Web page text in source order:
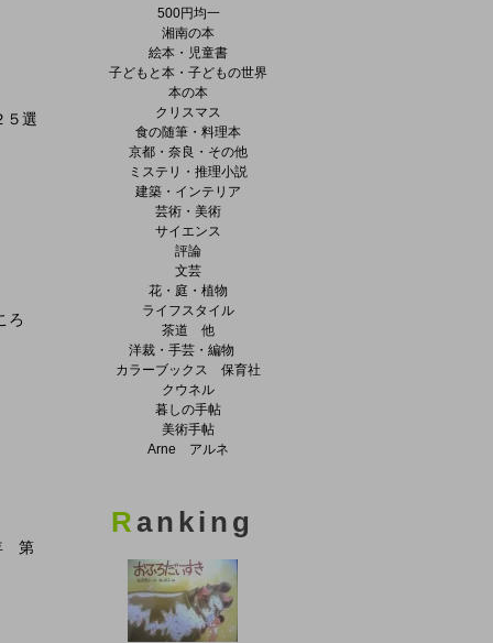
５選
ろ
第
500円均一
湘南の本
絵本・児童書
子どもと本・子どもの世界
本の本
クリスマス
食の随筆・料理本
京都・奈良・その他
ミステリ・推理小説
建築・インテリア
芸術・美術
サイエンス
評論
文芸
花・庭・植物
ライフスタイル
茶道 他
洋裁・手芸・編物
カラーブックス 保育社
クウネル
暮しの手帖
美術手帖
Arne アルネ
Ranking